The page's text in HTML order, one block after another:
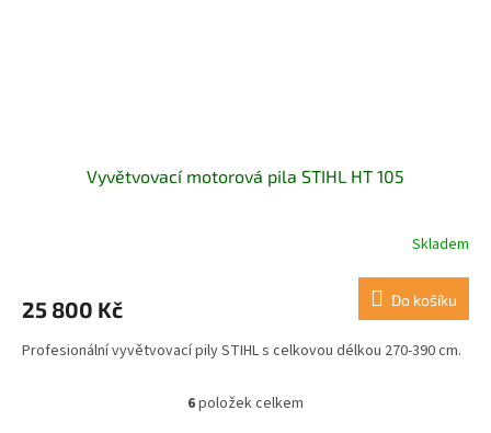
Vyvětvovací motorová pila STIHL HT 105
Skladem
25 800 Kč Do košíku
Profesionální vyvětvovací pily STIHL s celkovou délkou 270-390 cm.
O
6položek celkem